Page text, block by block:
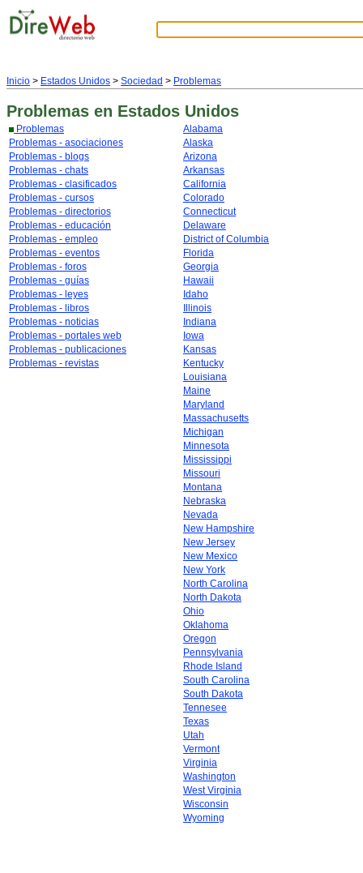
Inicio > Estados Unidos > Sociedad > Problemas
Problemas en Estados Unidos
Problemas
Problemas - asociaciones
Problemas - blogs
Problemas - chats
Problemas - clasificados
Problemas - cursos
Problemas - directorios
Problemas - educación
Problemas - empleo
Problemas - eventos
Problemas - foros
Problemas - guías
Problemas - leyes
Problemas - libros
Problemas - noticias
Problemas - portales web
Problemas - publicaciones
Problemas - revistas
Alabama
Alaska
Arizona
Arkansas
California
Colorado
Connecticut
Delaware
District of Columbia
Florida
Georgia
Hawaii
Idaho
Illinois
Indiana
Iowa
Kansas
Kentucky
Louisiana
Maine
Maryland
Massachusetts
Michigan
Minnesota
Mississippi
Missouri
Montana
Nebraska
Nevada
New Hampshire
New Jersey
New Mexico
New York
North Carolina
North Dakota
Ohio
Oklahoma
Oregon
Pennsylvania
Rhode Island
South Carolina
South Dakota
Tennesee
Texas
Utah
Vermont
Virginia
Washington
West Virginia
Wisconsin
Wyoming